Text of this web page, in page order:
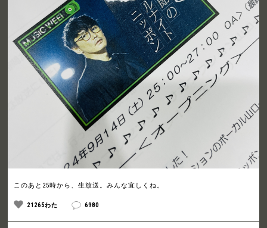
このあと25時から、生放送。みんな宜しくね。
21265わた 6980